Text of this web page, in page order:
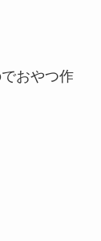
おやつ作